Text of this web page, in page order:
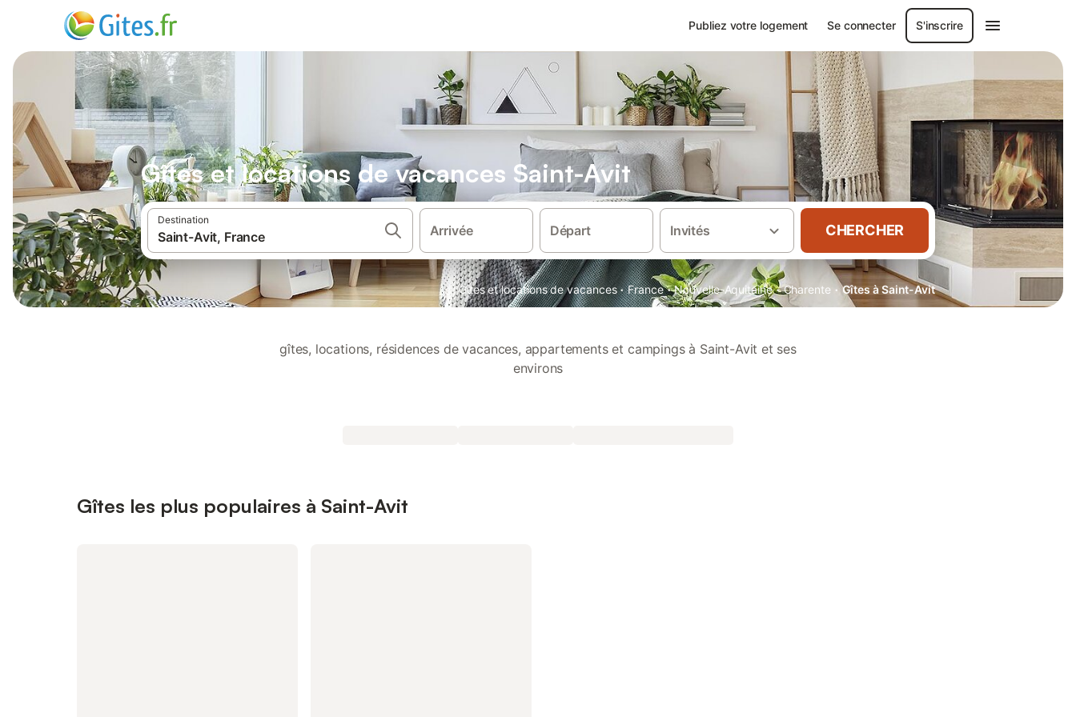
Publiez votre logement Se connecter S'inscrire
Gîtes et locations de vacances Saint-Avit
Destination
Arrivée Départ Invités CHERCHER
Gîtes et locations de vacances · France · Nouvelle-Aquitaine · Charente · Gîtes à Saint-Avit
gîtes, locations, résidences de vacances, appartements et campings à Saint-Avit et ses
environs
Gîtes les plus populaires à Saint-Avit